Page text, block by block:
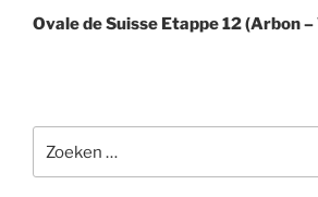
bericht
Ovale de Suisse Etappe 12 (Arbon
naar: